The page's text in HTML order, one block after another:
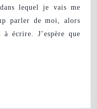
lequel je vais me
parler de moi, alors
écrire. J’espère que